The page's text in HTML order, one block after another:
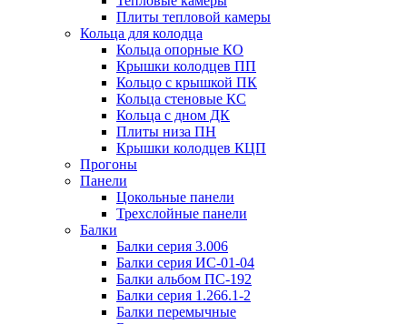
Плиты тепловой камеры
Кольца для колодца
Кольца опорные КО
Крышки колодцев ПП
Кольцо с крышкой ПК
Кольца стеновые КС
Кольца с дном ДК
Плиты низа ПН
Крышки колодцев КЦП
Прогоны
Панели
Цокольные панели
Трехслойные панели
Балки
Балки серия 3.006
Балки серия ИС-01-04
Балки альбом ПС-192
Балки серия 1.266.1-2
Балки перемычные